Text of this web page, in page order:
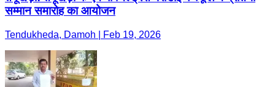
सम्मान समारोह का आयोजन
Tendukheda, Damoh | Feb 19, 2026